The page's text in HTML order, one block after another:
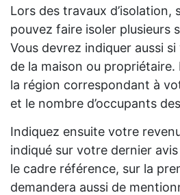
Lors des travaux d’isolation,
pouvez faire isoler plusieurs
Vous devrez indiquer aussi
de la maison ou
la région correspondant à
et le nombre d’occupants
Indiquez ensuite votre
indiqué sur votre dernier
le cadre référence, sur la
demandera aussi de